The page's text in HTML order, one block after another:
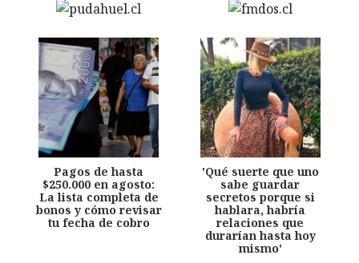
Pagos de hasta
$250.000 en agosto:
La lista completa de
bonos y cómo revisar
tu fecha de cobro
'Qué suerte que uno
sabe guardar
secretos porque si
hablara, habría
relaciones que
durarían hasta hoy
mismo'